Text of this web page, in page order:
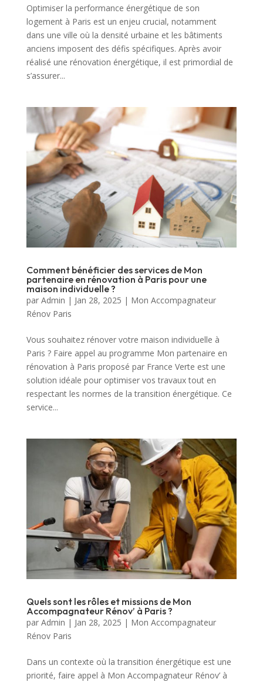
Optimiser la performance énergétique de son
logement à Paris est un enjeu crucial, notamment
dans une ville où la densité urbaine et les bâtiments
anciens imposent des défis spécifiques. Après avoir
réalisé une rénovation énergétique, il est primordial de
s’assurer...
Comment bénéficier des services de Mon
partenaire en rénovation à Paris pour une
maison individuelle ?
par Admin | Jan 28, 2025 | Mon Accompagnateur
Rénov Paris
Vous souhaitez rénover votre maison individuelle à
Paris ? Faire appel au programme Mon partenaire en
rénovation à Paris proposé par France Verte est une
solution idéale pour optimiser vos travaux tout en
respectant les normes de la transition énergétique. Ce
service...
Quels sont les rôles et missions de Mon
Accompagnateur Rénov’ à Paris ?
par Admin | Jan 28, 2025 | Mon Accompagnateur
Rénov Paris
Dans un contexte où la transition énergétique est une
priorité, faire appel à Mon Accompagnateur Rénov’ à